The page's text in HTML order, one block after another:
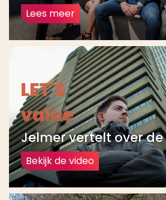
Lees meer
Jelmer vertelt over
Bekijk de video